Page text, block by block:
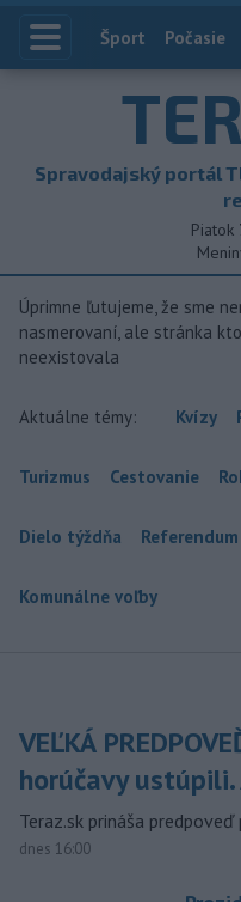
Index
Šport Počasie
Spravodajský portál
Piatok
Úprimne ľutujeme, že sme
nasmerovaní, ale stránka
neexistovala
Aktuálne témy: Kvízy
Turizmus Cestovanie
Dielo týždňa Referendum
Komunálne voľby
VEĽKÁ
horúčavy ustúpili.
Teraz.sk prináša
dnes 16:00